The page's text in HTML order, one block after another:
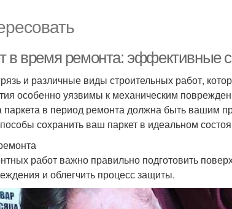
в время ремонта: эффективные
и различные виды строительных работ,
особенно уязвимы к механическим
в период ремонта должна быть вашим
сохранить ваш паркет в идеальном
работ важно правильно подготовить
и облегчить процесс защиты.